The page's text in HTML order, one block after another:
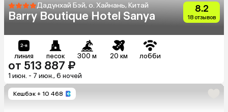
Дадунхай Бэй, о. Хайнань, Китай
Barry Boutique Hotel Sanya
8.2
18 отзывов
линия песок 300 м 20 км лобби
от 513 887 ₽
1 июн. - 7 июн., 6 ночей
Кешбэк + 10 468